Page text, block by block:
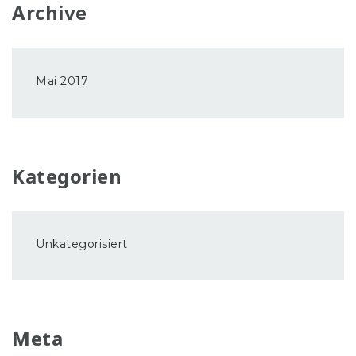
Archive
Mai 2017
Kategorien
Unkategorisiert
Meta